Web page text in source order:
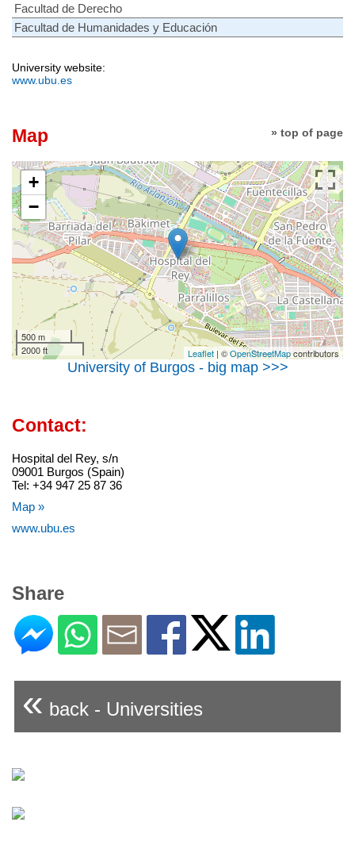
Facultad de Derecho
Facultad de Humanidades y Educación
University website:
www.ubu.es
» top of page
Map
+
−
500 m
2000 ft
Leaflet | ©OpenStreetMapcontributors
University of Burgos - big map >>>
Contact:
Hospital del Rey, s/n
09001 Burgos (Spain)
Tel: +34 947 25 87 36
Map »
www.ubu.es
Share
« back - Universities